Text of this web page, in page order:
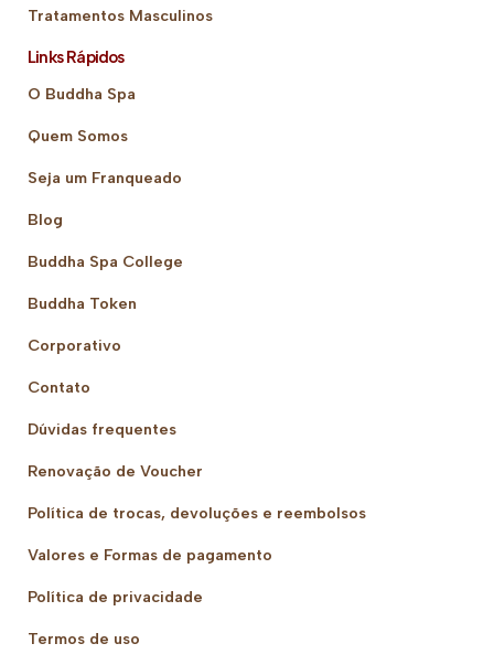
Tratamentos Masculinos
Links Rápidos
O Buddha Spa
Quem Somos
Seja um Franqueado
Blog
Buddha Spa College
Buddha Token
Corporativo
Contato
Dúvidas frequentes
Renovação de Voucher
Política de trocas, devoluções e reembolsos
Valores e Formas de pagamento
Política de privacidade
Termos de uso